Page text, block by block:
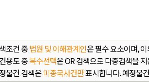
조건 중법원 및 이해관계인은 필수 요소이며,
용도 중복수선택은 OR 검색으로 다중검색을
물건 검색은미종국사건만표시합니다. 예정물